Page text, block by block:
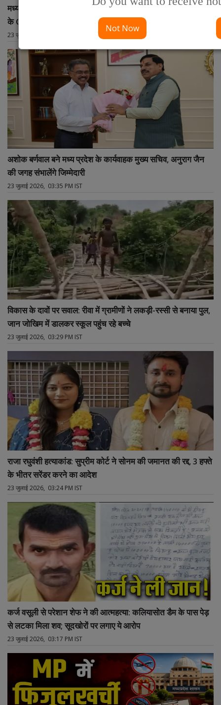
मध्य प्रदेश के मुख्य सचिव अनुराग जैन को बड़ी जिम्मेदारी, नीति आयोग
के CEO नियुक्त
23 जुलाई 2026, 03:38 PM IST
अशोक बर्णवाल बने मध्य प्रदेश के कार्यवाहक मुख्य सचिव, अनुराग जैन
की जगह संभालेंगे जिम्मेदारी
23 जुलाई 2026, 03:35 PM IST
विकास के दावों पर सवाल: रीवा में ग्रामीणों ने लकड़ी-रस्सी से बनाया पुल,
जान जोखिम में डालकर स्कूल पहुंच रहे बच्चे
23 जुलाई 2026, 03:29 PM IST
राजा रघुवंशी हत्याकांड: सुप्रीम कोर्ट ने सोनम की जमानत की रद्द, 3 हफ्ते
के भीतर सरेंडर करने का आदेश
23 जुलाई 2026, 03:24 PM IST
कर्ज वसूली से परेशान शेफ ने की आत्महत्या: कलियासोत डैम के पास पेड़
से लटका मिला शव; सूदखोरों पर लगाए ये आरोप
23 जुलाई 2026, 03:17 PM IST
Not Now